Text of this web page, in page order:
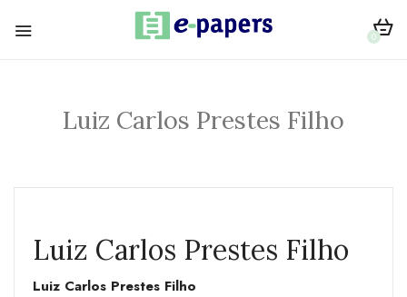
0
Luiz Carlos Prestes Filho
Luiz Carlos Prestes Filho
Luiz Carlos Prestes Filho